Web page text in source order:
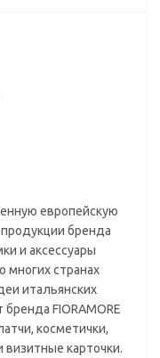
европейскую
бренда
и аксессуары
многих странах
итальянских
FIORAMORE
косметички,
карточки.